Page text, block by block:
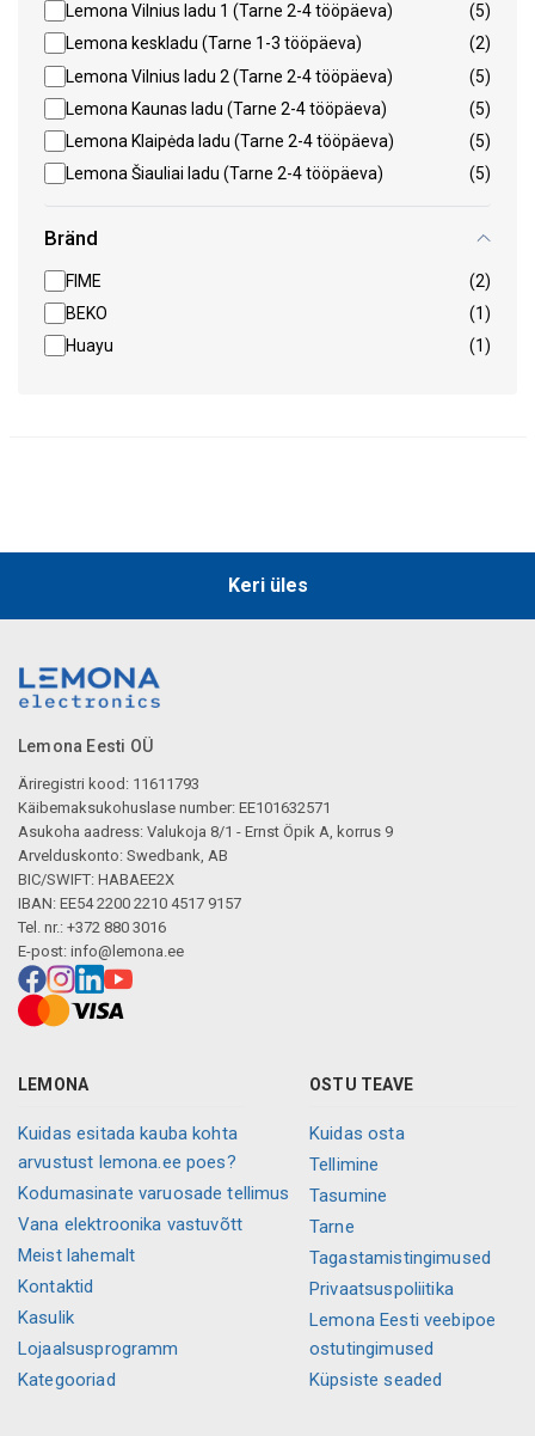
Lemona Vilnius ladu 1 (Tarne 2-4 tööpäeva)
(5)
Lemona keskladu (Tarne 1-3 tööpäeva)
(2)
Lemona Vilnius ladu 2 (Tarne 2-4 tööpäeva)
(5)
Lemona Kaunas ladu (Tarne 2-4 tööpäeva)
(5)
Lemona Klaipėda ladu (Tarne 2-4 tööpäeva)
(5)
Lemona Šiauliai ladu (Tarne 2-4 tööpäeva)
(5)
Bränd
FIME
(2)
BEKO
(1)
Huayu
(1)
Keri üles
Lemona Eesti OÜ
Äriregistri kood: 11611793
Käibemaksukohuslase number: EE101632571
Asukoha aadress: Valukoja 8/1 - Ernst Öpik A, korrus 9
Arvelduskonto: Swedbank, AB
BIC/SWIFT: HABAEE2X
IBAN: EE54 2200 2210 4517 9157
Tel. nr.: +372 880 3016
E-post: info@lemona.ee
LEMONA
Kuidas esitada kauba kohta
arvustust lemona.ee poes?
Kodumasinate varuosade tellimus
Vana elektroonika vastuvõtt
Meist lahemalt
Kontaktid
Kasulik
Lojaalsusprogramm
Kategooriad
OSTU TEAVE
Kuidas osta
Tellimine
Tasumine
Tarne
Tagastamistingimused
Privaatsuspoliitika
Lemona Eesti veebipoe
ostutingimused
Küpsiste seaded